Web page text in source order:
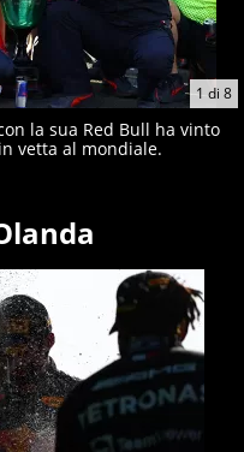
1 di 8
la sua Red Bull ha vinto
vetta al mondiale.